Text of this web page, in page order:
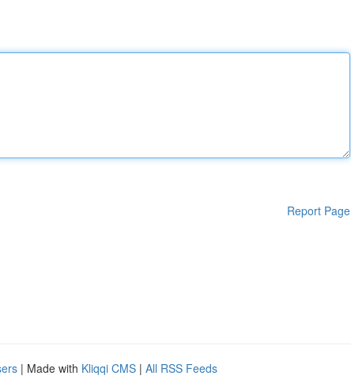
Report Page
| Made with Kliqqi CMS | All RSS Feeds